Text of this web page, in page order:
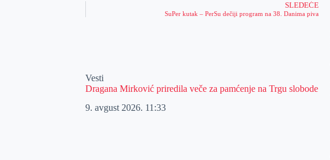
SLEDEĆE
SuPer kutak – PerSu dečiji program na 38. Danima piva
Vesti
Dragana Mirković priredila veče za pamćenje na Trgu slobode
9. avgust 2026. 11:33